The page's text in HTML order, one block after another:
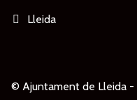
Lleida
© Ajuntament de Lleida -